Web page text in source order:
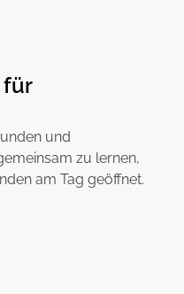
und
zu lernen,
am Tag geöffnet.